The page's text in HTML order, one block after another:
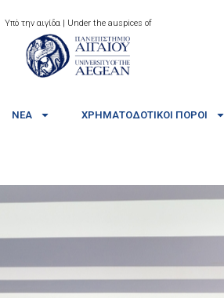
Υπό την αιγίδα | Under the auspices of
ΝΈΑ ΧΡΗΜΑΤΟΔΟΤΙΚΟΊ ΠΌΡΟΙ